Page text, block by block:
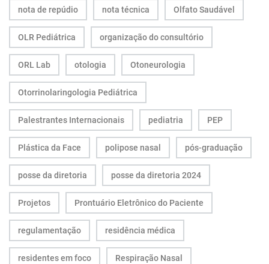
nota de repúdio nota técnica Olfato Saudável
OLR Pediátrica organização do consultório
ORL Lab otologia Otoneurologia
Otorrinolaringologia Pediátrica
Palestrantes Internacionais pediatria PEP
Plástica da Face polipose nasal pós-graduação
posse da diretoria posse da diretoria 2024
Projetos Prontuário Eletrônico do Paciente
regulamentação residência médica
residentes em foco Respiração Nasal